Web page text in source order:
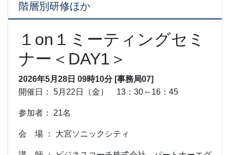
階層別研修ほか
１on１ミーティングセミ
ナー＜DAY1＞
2026年5月28日 09時10分 [事務局07]
開催日： 5月22日（金） 13：30～16：45
参加者： 21名
会 場 ： 大宮ソニックシティ